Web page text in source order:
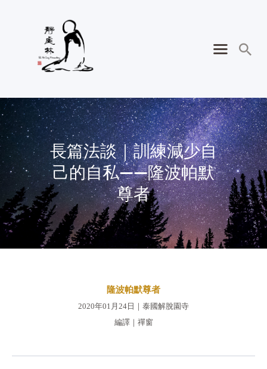
長篇法談｜訓練減少自
己的自私——隆波帕默
尊者
隆波帕默尊者
2020年01月24日｜泰國解脫園寺
編譯｜禪窗